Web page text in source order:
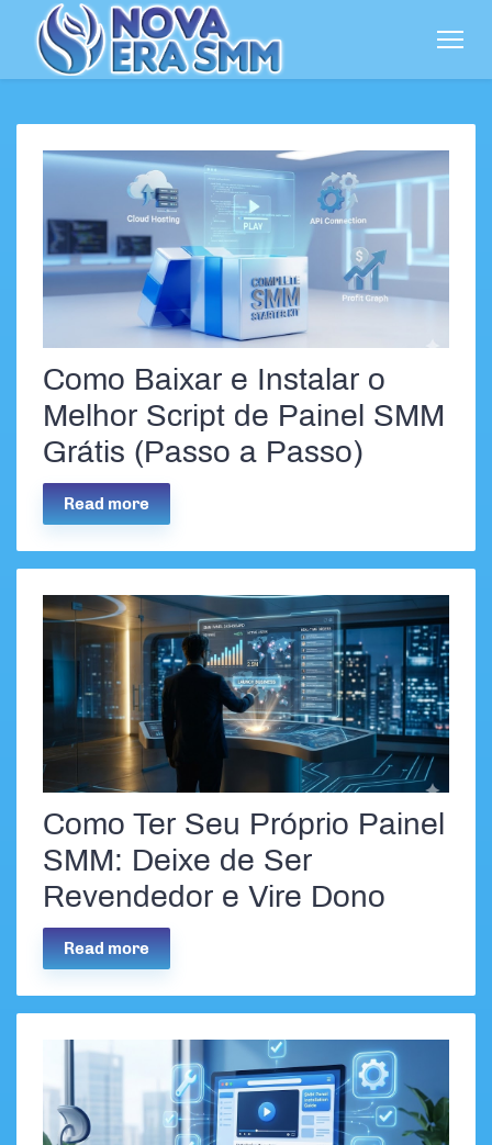
Como Baixar e Instalar o
Melhor Script de Painel SMM
Grátis (Passo a Passo)
Read more
Como Ter Seu Próprio Painel
SMM: Deixe de Ser
Revendedor e Vire Dono
Read more